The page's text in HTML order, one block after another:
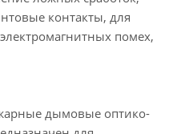
контакты, для
помех,
дымовые оптико-